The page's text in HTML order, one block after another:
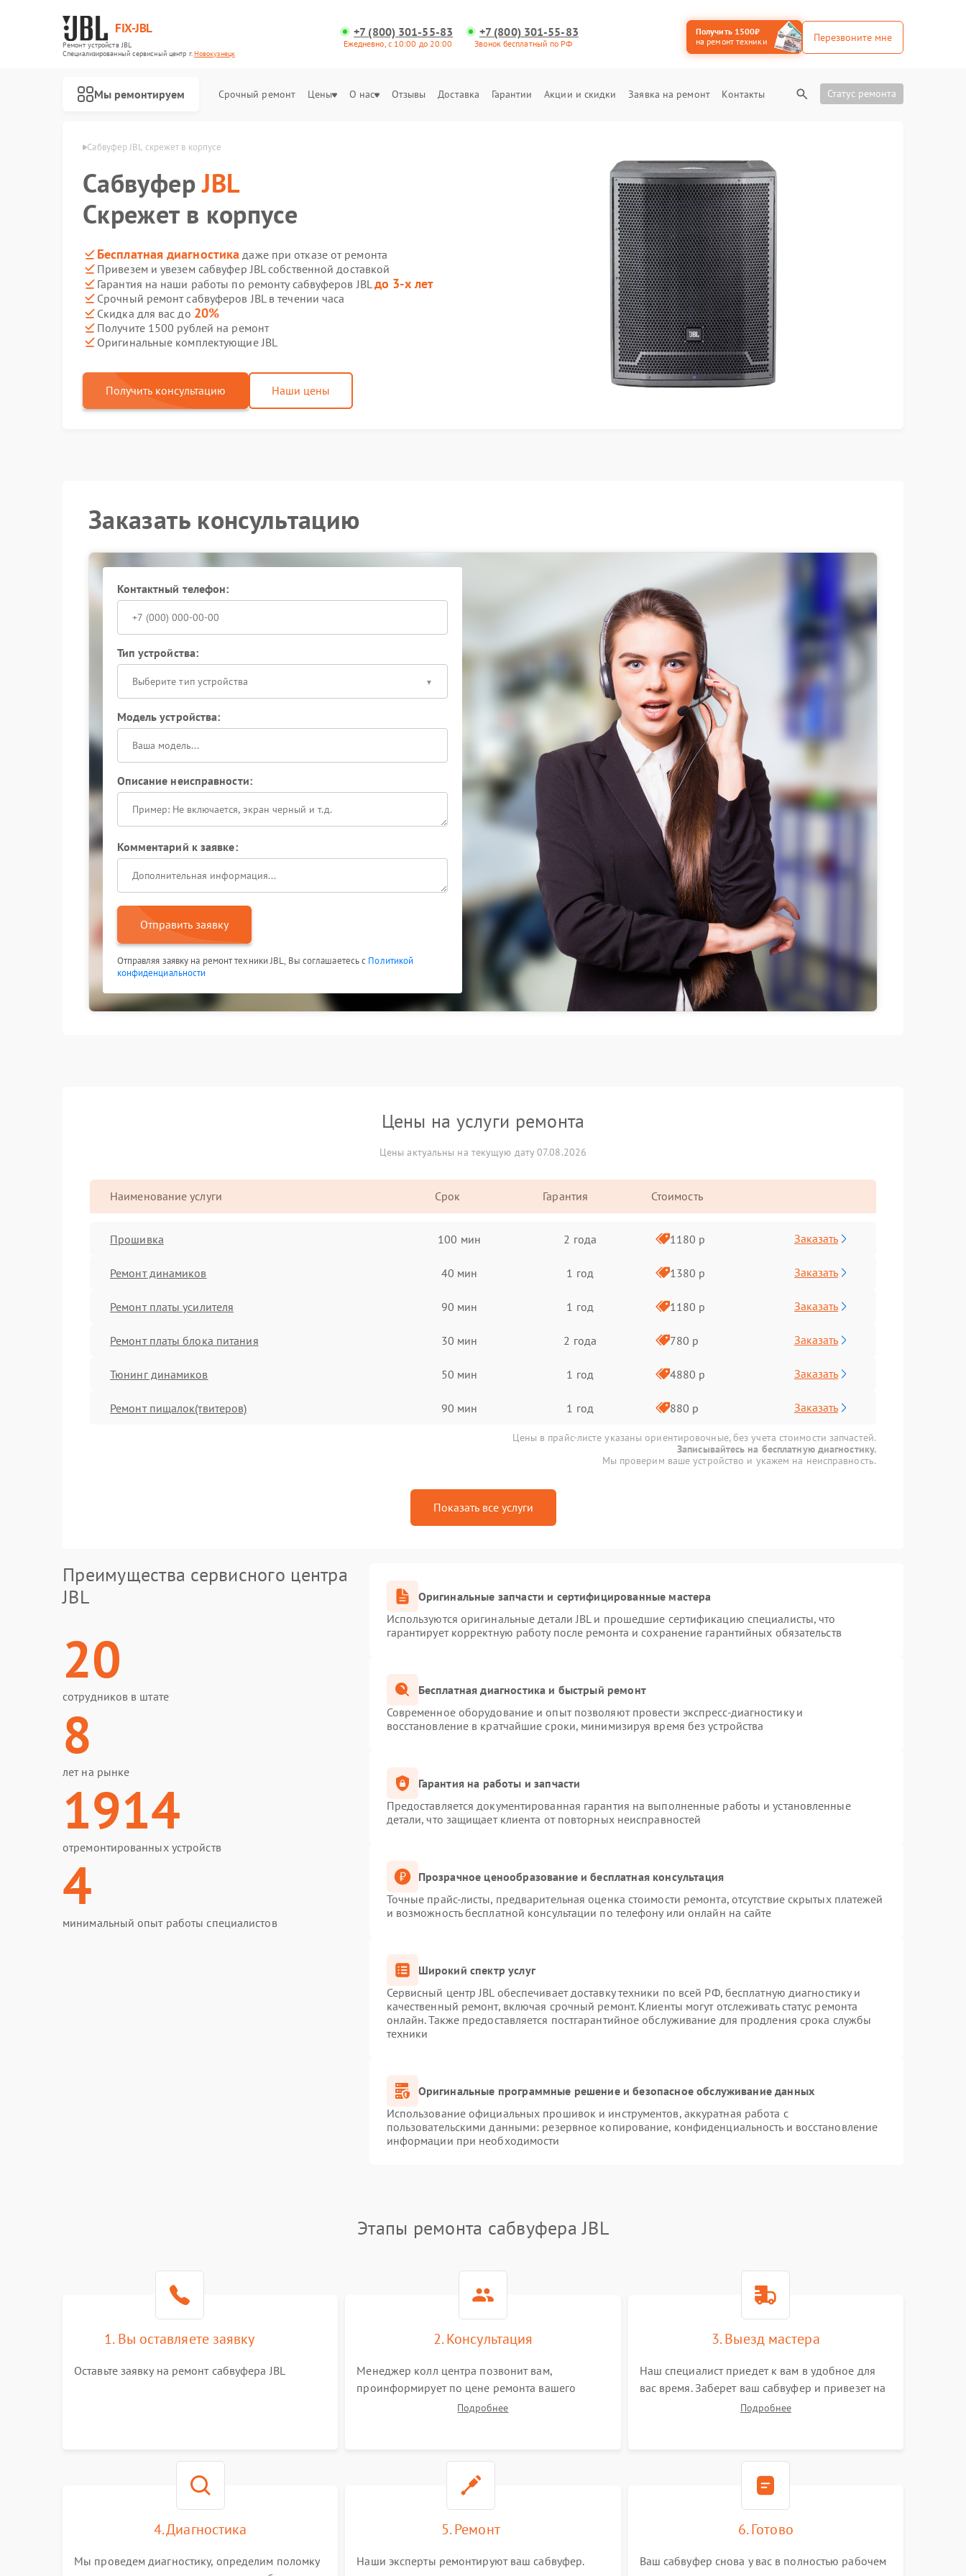
FIX-JBL
Ремонт устройств JBL
Специализированный cервисный центр г.Новокузнецк
+7 (800) 301-55-83
Ежедневно, с 10:00 до 20:00
+7 (800) 301-55-83
Звонок бесплатный по РФ
Получить 1500₽
на ремонт техники
Перезвоните мне
Мы ремонтируем Срочный ремонт Цены О нас Отзывы Доставка Гарантии Акции и скидки Заявка на ремонт Контакты Статус ремонта
в Новокузнецке Сабвуфер JBL скрежет в корпусе
СабвуферJBL
Скрежет в корпусе
Бесплатная диагностика даже при отказе от ремонта
Привезем и увезем сабвуфер JBL собственной доставкой
Гарантия на наши работы по ремонту сабвуферов JBLдо 3-х лет
Срочный ремонт сабвуферов JBL в течении часа
Скидка для вас до 20%
Получите 1500 рублей на ремонт
Оригинальные комплектующие JBL
Получить консультацию Наши цены
Заказать консультацию
Контактный телефон:
Тип устройства:
Выберите тип устройства
Модель устройства:
Описание неисправности:
Комментарий к заявке:
Отправить заявку
Отправляя заявку на ремонт техники JBL, Вы соглашаетесь с Политикой
конфиденциальности
Цены на услуги ремонта
Цены актуальны на текущую дату 07.08.2026
Наименование услуги Срок Гарантия Стоимость
Прошивка 100 мин 2 года 1180 р Заказать
Ремонт динамиков 40 мин 1 год 1380 р Заказать
Ремонт платы усилителя 90 мин 1 год 1180 р Заказать
Ремонт платы блока питания 30 мин 2 года 780 р Заказать
Тюнинг динамиков 50 мин 1 год 4880 р Заказать
Ремонт пищалок(твитеров) 90 мин 1 год 880 р Заказать
Цены в прайс-листе указаны ориентировочные, без учета стоимости запчастей.
Записывайтесь на бесплатную диагностику.
Мы проверим ваше устройство и укажем на неисправность.
Показать все услуги
Преимущества сервисного центра
JBL
20
сотрудников в штате
8
лет на рынке
1914
отремонтированных устройств
4
минимальный опыт работы специалистов
Оригинальные запчасти и сертифицированные мастера
Используются оригинальные детали JBL и прошедшие сертификацию специалисты, что
гарантирует корректную работу после ремонта и сохранение гарантийных обязательств
Бесплатная диагностика и быстрый ремонт
Современное оборудование и опыт позволяют провести экспресс-диагностику и
восстановление в кратчайшие сроки, минимизируя время без устройства
Гарантия на работы и запчасти
Предоставляется документированная гарантия на выполненные работы и установленные
детали, что защищает клиента от повторных неисправностей
Прозрачное ценообразование и бесплатная консультация
Точные прайс-листы, предварительная оценка стоимости ремонта, отсутствие скрытых платежей
и возможность бесплатной консультации по телефону или онлайн на сайте
Широкий спектр услуг
Сервисный центр JBL обеспечивает доставку техники по всей РФ, бесплатную диагностику и
качественный ремонт, включая срочный ремонт. Клиенты могут отслеживать статус ремонта
онлайн. Также предоставляется постгарантийное обслуживание для продления срока службы
техники
Оригинальные программные решение и безопасное обслуживание данных
Использование официальных прошивок и инструментов, аккуратная работа с
пользовательскими данными: резервное копирование, конфиденциальность и восстановление
информации при необходимости
Этапы ремонта сабвуфера JBL
1. Вы оставляете заявку
Оставьте заявку на ремонт сабвуфера JBL
2. Консультация
Менеджер колл центра позвонит вам,
проинформирует по цене ремонта вашего
сабвуфера а также ответит на все ваши вопросы.
Подробнее
3. Выезд мастера
Наш специалист приедет к вам в удобное для
вас время. Заберет ваш сабвуфер и привезет на
склад для диагностики.Подробнее
4. Диагностика
Мы проведем диагностику, определим поломку
5. Ремонт
Наши эксперты ремонтируют ваш сабвуфер.
6. Готово
Ваш сабвуфер снова у вас в полностью рабочем